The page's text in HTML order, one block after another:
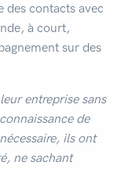
des contacts avec
à court,
sur des
entreprise sans
de
ils ont
ne sachant